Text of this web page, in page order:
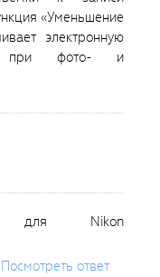
«Уменьшение
электронную
при фото- и
для Nikon
Посмотреть ответ